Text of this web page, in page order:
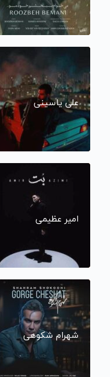
علی یاسینی
امیر عظیمی
شهرام شکوهی